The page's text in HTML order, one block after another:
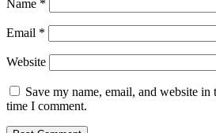
Name *
Email *
Website
Save my name, email, and website
time I comment.